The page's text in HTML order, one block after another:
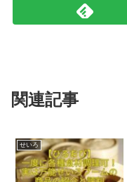
関連記事
せいろ